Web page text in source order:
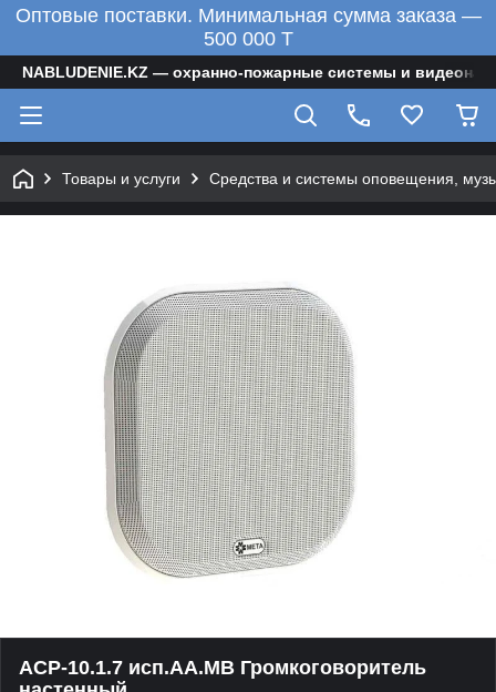
Оптовые поставки. Минимальная сумма заказа —
500 000 T
NABLUDENIE.KZ — охранно-пожарные системы и
Товары и услуги Средства и системы оповещения,
АСР-10.1.7 исп.АА.МB Громкоговоритель